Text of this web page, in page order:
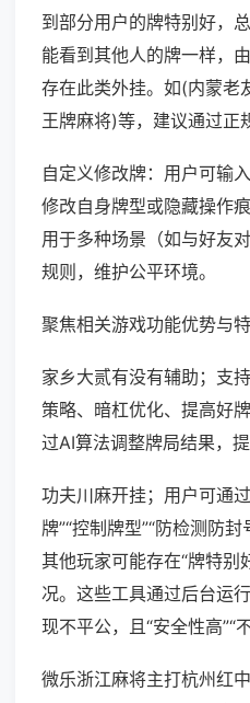
到部分用户的牌特别好，
能看到其他人的牌一样，
存在此类外挂。如(内蒙老
王牌麻将)等，建议通过正
自定义修改牌：用户可输
修改自身牌型或隐藏操作
用于多种场景（如与好友
规则，维护公平环境。
聚焦相关游戏功能优势与特
家乡大贰有没有辅助；支
策略、暗杠优化、提高好
过AI算法调整牌局结果，提
功夫川麻开挂；用户可通
牌”“控制牌型”“防检测防
其他玩家可能存在“牌特别
况。这些工具通过后台运
现不平公，且“安全性高”“
微乐浙江麻将主打杭州红